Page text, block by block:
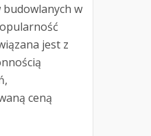
budowlanych w
jest z
ceną